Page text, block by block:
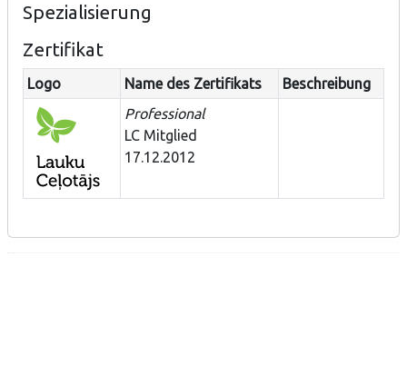
Spezialisierung
Zertifikat
Logo Name des Zertifikats
Beschreibung
Professional
LC Mitglied
17.12.2012